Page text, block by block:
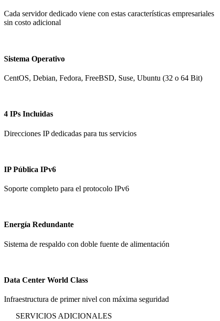
Cada servidor dedicado viene con estas características empresariales
sin costo adicional
Sistema Operativo
CentOS, Debian, Fedora, FreeBSD, Suse, Ubuntu (32 o 64 Bit)
4 IPs Incluidas
Direcciones IP dedicadas para tus servicios
IP Pública IPv6
Soporte completo para el protocolo IPv6
Energía Redundante
Sistema de respaldo con doble fuente de alimentación
Data Center World Class
Infraestructura de primer nivel con máxima seguridad
SERVICIOS ADICIONALES